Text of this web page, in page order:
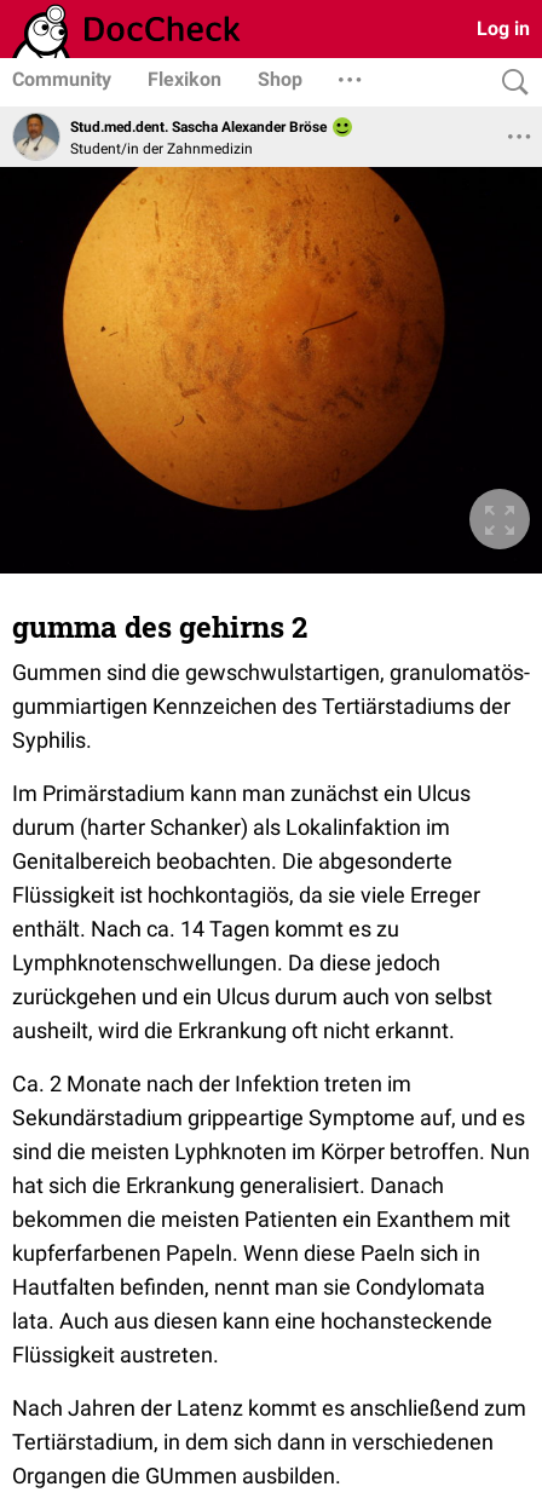
Log in
Community Flexikon Shop
Stud.med.dent. Sascha Alexander Bröse
Student/in der Zahnmedizin
gumma des gehirns 2
Gummen sind die gewschwulstartigen, granulomatös-
gummiartigen Kennzeichen des Tertiärstadiums der
Syphilis.
Im Primärstadium kann man zunächst ein Ulcus
durum (harter Schanker) als Lokalinfaktion im
Genitalbereich beobachten. Die abgesonderte
Flüssigkeit ist hochkontagiös, da sie viele Erreger
enthält. Nach ca. 14 Tagen kommt es zu
Lymphknotenschwellungen. Da diese jedoch
zurückgehen und ein Ulcus durum auch von selbst
ausheilt, wird die Erkrankung oft nicht erkannt.
Ca. 2 Monate nach der Infektion treten im
Sekundärstadium grippeartige Symptome auf, und es
sind die meisten Lyphknoten im Körper betroffen. Nun
hat sich die Erkrankung generalisiert. Danach
bekommen die meisten Patienten ein Exanthem mit
kupferfarbenen Papeln. Wenn diese Paeln sich in
Hautfalten befinden, nennt man sie Condylomata
lata. Auch aus diesen kann eine hochansteckende
Flüssigkeit austreten.
Nach Jahren der Latenz kommt es anschließend zum
Tertiärstadium, in dem sich dann in verschiedenen
Organgen die GUmmen ausbilden.